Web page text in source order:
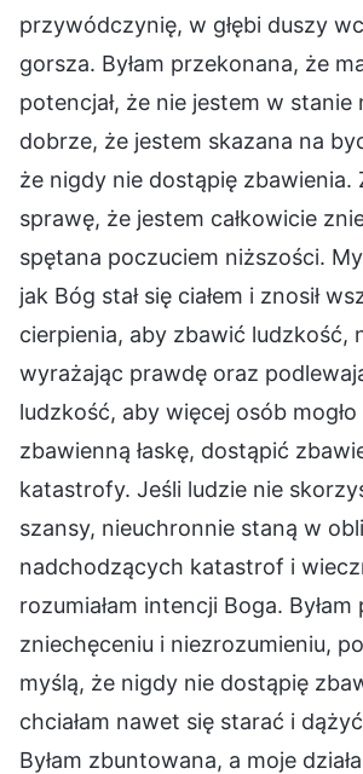
przywódczynię, w głębi duszy
gorsza. Byłam przekonana, że
potencjał, że nie jestem w
dobrze, że jestem skazana na
że nigdy nie dostąpię zbawienia.
sprawę, że jestem całkowicie
spętana poczuciem niższości.
jak Bóg stał się ciałem i znosił
cierpienia, aby zbawić ludzkość,
wyrażając prawdę oraz
ludzkość, aby więcej osób
zbawienną łaskę, dostąpić
katastrofy. Jeśli ludzie nie
szansy, nieuchronnie staną w
nadchodzących katastrof i
rozumiałam intencji Boga.
zniechęceniu i niezrozumieniu,
myślą, że nigdy nie dostąpię
chciałam nawet się starać i
Byłam zbuntowana, a moje